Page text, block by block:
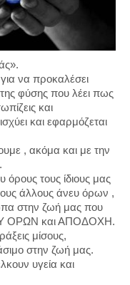
να προκαλέσει
φύσης που λέει πως
και
και εφαρμόζεται
, ακόμα και με την
τους ίδιους μας
άλλους άνευ όρων ,
στην ζωή μας που
ΟΡΩΝ και ΑΠΟΔΟΧΗ.
μίσους,
στην ζωή μας.
υγεία και